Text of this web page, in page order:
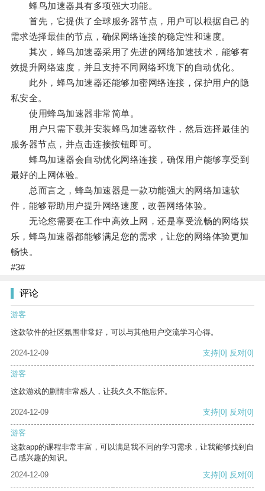
蜂鸟加速器具有多项强大功能。
首先，它提供了全球服务器节点，用户可以根据自己的
需求选择最佳的节点，确保网络连接的稳定性和速度。
其次，蜂鸟加速器采用了先进的网络加速技术，能够有
效提升网络速度，并且支持不同网络环境下的自动优化。
此外，蜂鸟加速器还能够加密网络连接，保护用户的隐
私安全。
使用蜂鸟加速器非常简单。
用户只需下载并安装蜂鸟加速器软件，然后选择最佳的
服务器节点，并点击连接按钮即可。
蜂鸟加速器会自动优化网络连接，确保用户能够享受到
最好的上网体验。
总而言之，蜂鸟加速器是一款功能强大的网络加速软
件，能够帮助用户提升网络速度，改善网络体验。
无论您需要在工作中高效上网，还是享受流畅的网络娱
乐，蜂鸟加速器都能够满足您的需求，让您的网络体验更加
畅快。
#3#
评论
游客
这款软件的社区氛围非常好，可以与其他用户交流学习心得。
2024-12-09 支持[0] 反对[0]
游客
这款游戏的剧情非常感人，让我久久不能忘怀。
2024-12-09 支持[0] 反对[0]
游客
这款app的课程非常丰富，可以满足我不同的学习需求，让我能够找到自
己感兴趣的知识。
2024-12-09
支持[0] 反对[0]